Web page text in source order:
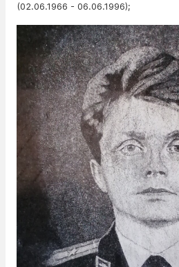
(02.06.1966 - 06.06.1996);